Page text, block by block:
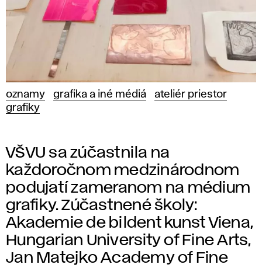
oznamy grafika a iné médiá
ateliér priestor
grafiky
VŠVU sa zúčastnila na
každoročnom medzinárodnom
podujatí zameranom na médium
grafiky. Zúčastnené školy:
Akademie de bildent kunst Viena,
Hungarian University of Fine Arts,
Jan Matejko Academy of Fine